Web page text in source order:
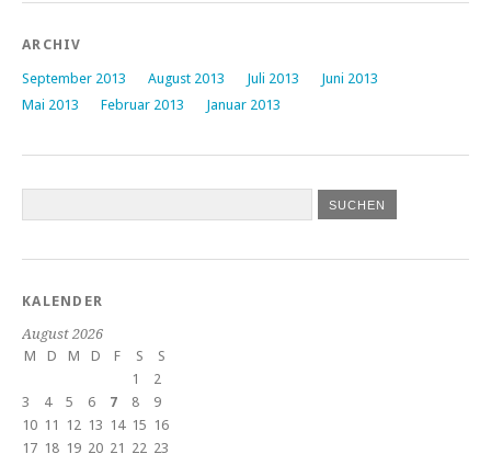
ARCHIV
September 2013 August 2013 Juli 2013
Juni 2013
Mai 2013
Februar 2013 Januar 2013
KALENDER
August 2026
M
D M D F S
S
1
2
3
4 5 6 7 8
9
10 11 12 13 14 15 16
17 18 19 20 21 22 23